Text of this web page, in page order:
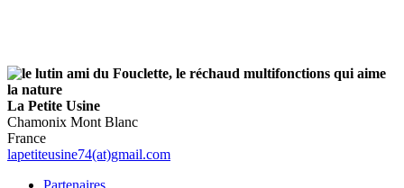
La Petite Usine
Chamonix Mont Blanc
France
lapetiteusine74(at)gmail.com
Partenaires